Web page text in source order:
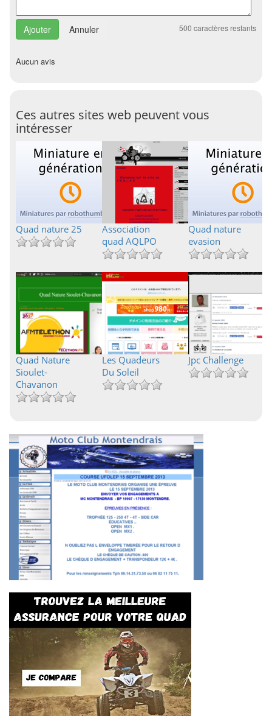
Annuler 500 caractères restants
Aucun avis
Ces autres sites web peuvent vous
intéresser
Quad nature 25
Association
quad AQLPO
Quad nature
evasion
Quad Nature
Sioulet-
Chavanon
Les Quadeurs
Du Soleil
Jpc Challenge